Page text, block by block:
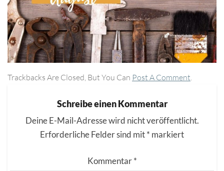
Trackbacks Are Closed, But You Can Post A Comment
Schreibe einen Kommentar
Deine E-Mail-Adresse wird nicht veröffentlicht.
Erforderliche Felder sind mit* markiert
Kommentar*